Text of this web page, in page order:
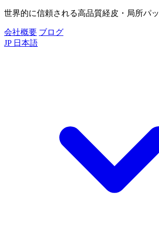
世界的に信頼される高品質経皮・局所パ
会社概要 ブログ
JP 日本語